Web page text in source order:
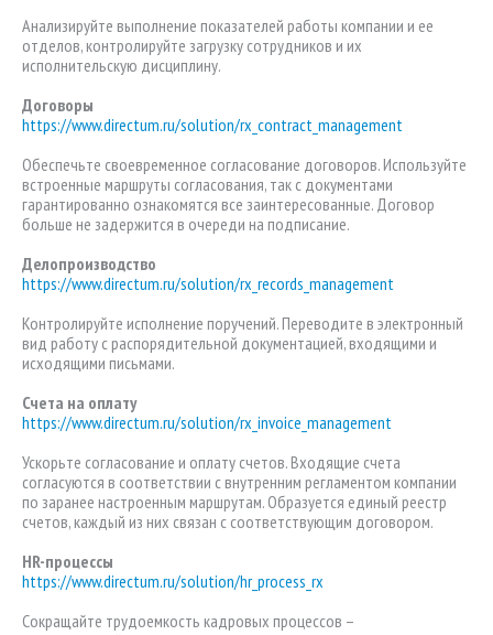
Анализируйте выполнение показателей работы компании и ее
отделов, контролируйте загрузку сотрудников и их
исполнительскую дисциплину.
Договоры
https://www.directum.ru/solution/rx_contract_management
Обеспечьте своевременное согласование договоров. Используйте
встроенные маршруты согласования, так с документами
гарантированно ознакомятся все заинтересованные. Договор
больше не задержится в очереди на подписание.
Делопроизводство
https://www.directum.ru/solution/rx_records_management
Контролируйте исполнение поручений. Переводите в электронный
вид работу с распорядительной документацией, входящими и
исходящими письмами.
Счета на оплату
https://www.directum.ru/solution/rx_invoice_management
Ускорьте согласование и оплату счетов. Входящие счета
согласуются в соответствии с внутренним регламентом компании
по заранее настроенным маршрутам. Образуется единый реестр
счетов, каждый из них связан с соответствующим договором.
HR-процессы
https://www.directum.ru/solution/hr_process_rx
Сокращайте трудоемкость кадровых процессов –